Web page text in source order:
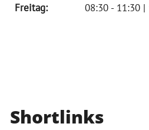
Freitag:
08:30 - 11:30 |
Shortlinks